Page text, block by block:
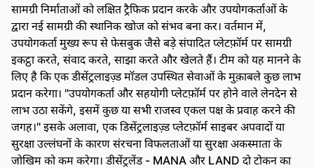
सामग्री निर्माताओं को लक्षित ट्रैफिक प्रदान करके और उपयोगकर्ताओं के
द्वारा नई सामग्री की स्थानिक खोज को संभव बना कर। वर्तमान में,
उपयोगकर्ता मुख्य रूप से फेसबुक जैसे बड़े संपादित प्लेटफ़ॉर्म पर सामग्री
इकट्ठा करते, संवाद करते, साझा करते और खेलते हैं। टीम को यह मानने के
लिए है कि एक डीसेंट्रलाइज़्ड मॉडल उपस्थित सेवाओं के मुक़ाबले कुछ लाभ
प्रदान करेगा। "उपयोगकर्ता और सहयोगी प्लेटफ़ॉर्म पर होने वाले लेनदेन से
लाभ उठा सकेंगे, इसमें कुछ या सभी राजस्व एकल पक्ष के प्रवाह करने की
जगह।" इसके अलावा, एक डिसेंट्रलाइज़्ड प्लेटफ़ॉर्म साइबर अपवादों या
सुरक्षा उल्लंघनों के कारण संरचना विफलताओं या सुरक्षा अकस्माता के
जोखिम को कम करेगा। डीसेंट्रलेंड - MANA और LAND दो टोकन का